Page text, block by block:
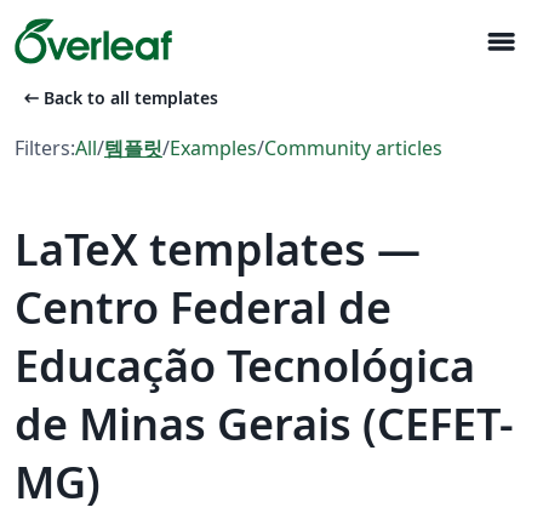
menu
arrow_left_alt Back to all templates
Filters:All/템플릿/Examples/Community articles
LaTeX templates —
Centro Federal de
Educação Tecnológica
de Minas Gerais (CEFET-
MG)